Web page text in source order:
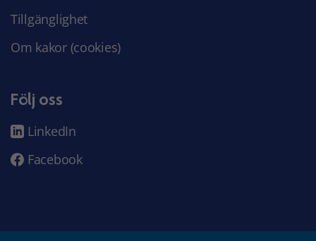
Tillgänglighet
Om kakor (cookies)
Följ oss
LinkedIn
Facebook